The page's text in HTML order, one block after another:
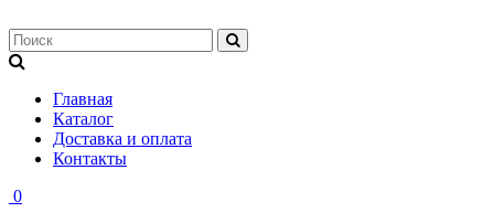
Главная
Каталог
Доставка и оплата
Контакты
0